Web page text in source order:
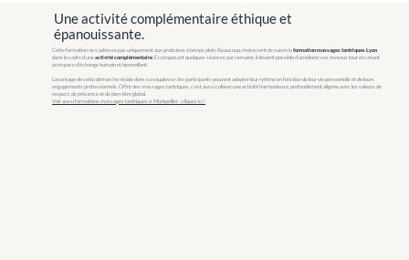
Une activité complémentaire éthique et
épanouissante.
Cette formation ne s’adresse pas uniquement aux praticiens à temps plein. Beaucoup choisissent de suivre laformation massages tantriques Lyon
dans le cadre d’uneactivité complémentaire. En proposant quelques séances par semaine, il devient possible d’améliorer ses revenus tout en créant
un espace d’échange humain et bienveillant.
L’avantage de cette démarche réside dans sa souplesse : les participants peuvent adapter leur rythme en fonction de leur vie personnelle et de leurs
engagements professionnels. Offrir des massages tantriques, c’est aussi cultiver une activité harmonieuse, profondément alignée avec les valeurs de
respect, de présence et de bien-être global.
Voir aussi formations massages tantriques à Montpellier : cliquez ici !